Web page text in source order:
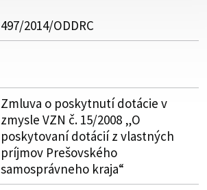
497/2014/ODDRC
Zmluva o poskytnutí dotácie v
zmysle VZN č. 15/2008 „O
poskytovaní dotácií z vlastných
príjmov Prešovského
samosprávneho kraja“